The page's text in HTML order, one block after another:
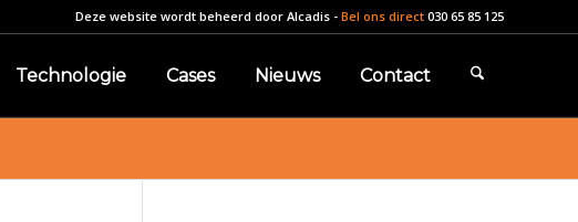
Deze website wordt beheerd door Alcadis - Bel ons direct 030 65 85 125
Technologie Cases Nieuws Contact